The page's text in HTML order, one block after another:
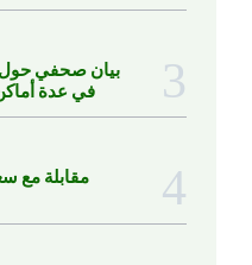
بيان صحفي حول
في عدة أماكن في
مقابلة مع